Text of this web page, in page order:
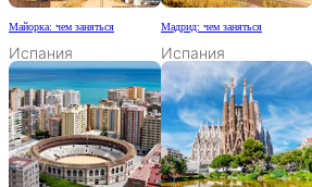
Майорка: чем заняться
Испания
Мадрид: чем заняться
Испания